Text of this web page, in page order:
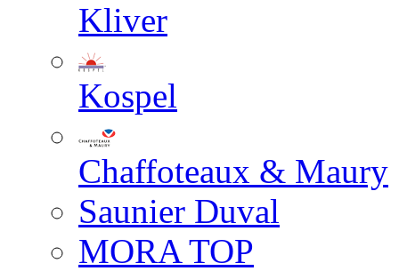
Kliver
Kospel
Chaffoteaux & Maury
Saunier Duval
MORA TOP